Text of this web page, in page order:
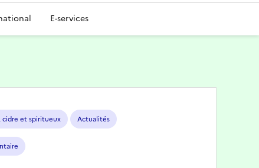
E-services
cidre et spiritueux Actualités